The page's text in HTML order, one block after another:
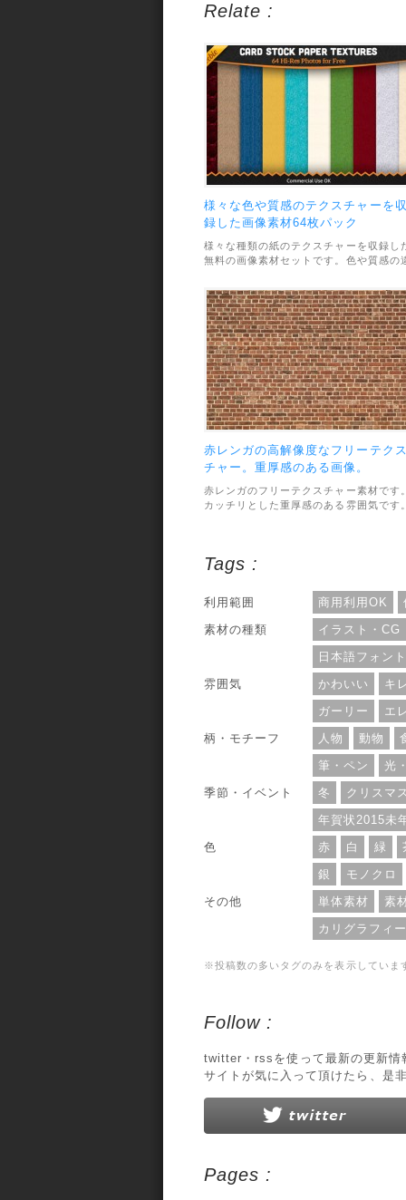
Relate :
様々な色や質感のテクスチャーを
録した画像素材64枚パック
様々な種類の紙のテクスチャーを収録し
無料の画像素材セットです。色や質感の
材のファイル形式はJPEGで画像サイズ
2000×1500pxと高解像度。利用範囲につ
いては、個人・商用利用問わずOKとなっ
ています。
赤レンガの高解像度なフリーテク
チャー。重厚感のある画像。
赤レンガのフリーテクスチャー素材です
カッチリとした重厚感のある雰囲気です
ズは3008×1900pxと高解像度なのも嬉し
いです。利用範囲については、個人・商
利用問わずOKとなっています。
Tags :
利用範囲 商用利用OK
素材の種類
イラスト・CG
日本語フォン
雰囲気
かわいい
キ
ガーリー
エ
柄・モチーフ
人物 動物
筆・ペン
光
季節・イベント
冬
クリスマ
年賀状2015未
色
赤 白 緑
銀
モノクロ
その他
単体素材
素
カリグラフィ
※投稿数の多いタグのみを表示していま
Follow :
twitter・rssを使って最新の更新情
サイトが気に入って頂けたら、是
Pages :